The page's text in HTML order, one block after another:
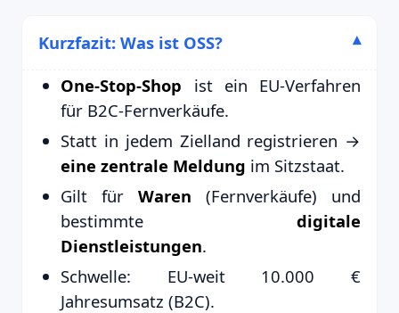
Kurzfazit: Was ist OSS?
One-Stop-Shop ist ein EU-Verfahren
für B2C-Fernverkäufe.
Statt in jedem Zielland registrieren →
eine zentrale Meldung im Sitzstaat.
Gilt fürWaren (Fernverkäufe) und
bestimmte digitale
Dienstleistungen.
Schwelle: EU-weit 10.000 €
Jahresumsatz (B2C).